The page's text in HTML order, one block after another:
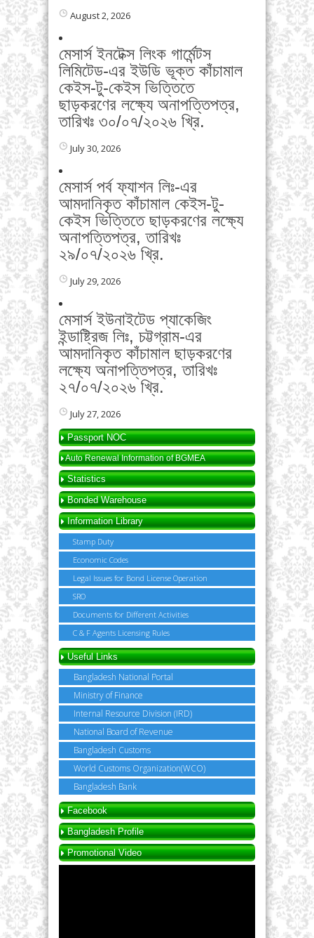
August 2, 2026
মেসার্স ইনটেক্স লিংক গার্মেন্টস
লিমিটেড-এর ইউডি ভূক্ত কাঁচামাল
কেইস-টু-কেইস ভিত্তিতে
ছাড়করণের লক্ষ্যে অনাপত্তিপত্র,
তারিখঃ ৩০/০৭/২০২৬ খ্রি.
July 30, 2026
মেসার্স পর্ব ফ্যাশন লিঃ-এর
আমদানিকৃত কাঁচামাল কেইস-টু-
কেইস ভিত্তিতে ছাড়করণের লক্ষ্যে
অনাপত্তিপত্র, তারিখঃ
২৯/০৭/২০২৬ খ্রি.
July 29, 2026
মেসার্স ইউনাইটেড প্যাকেজিং
ইন্ডাষ্ট্রিজ লিঃ, চট্টগ্রাম-এর
আমদানিকৃত কাঁচামাল ছাড়করণের
লক্ষ্যে অনাপত্তিপত্র, তারিখঃ
২৭/০৭/২০২৬ খ্রি.
July 27, 2026
Passport NOC
Auto Renewal Information of BGMEA
Statistics
Bonded Warehouse
Information Library
Stamp Duty
Economic Codes
Legal Issues for Bond License Operation
SRO
Documents for Different Activities
C & F Agents Licensing Rules
Useful Links
Bangladesh National Portal
Ministry of Finance
Internal Resource Division (IRD)
National Board of Revenue
Bangladesh Customs
World Customs Organization(WCO)
Bangladesh Bank
Facebook
Bangladesh Profile
Promotional Video